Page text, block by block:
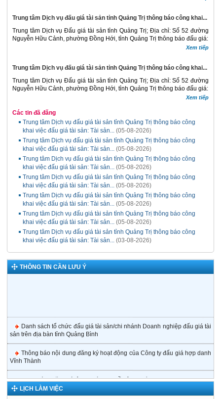
Trung tâm Dịch vụ đấu giá tài sản tỉnh Quảng Trị thông báo công khai...
Trung tâm Dịch vụ Đấu giá tài sản tỉnh Quảng Trị; Địa chỉ: Số 52 đường
Nguyễn Hữu Cảnh, phường Đồng Hới, tỉnh Quảng Trị thông báo đấu giá:
Xem tiếp
Trung tâm Dịch vụ đấu giá tài sản tỉnh Quảng Trị thông báo công khai...
Trung tâm Dịch vụ Đấu giá tài sản tỉnh Quảng Trị; Địa chỉ: Số 52 đường
Nguyễn Hữu Cảnh, phường Đồng Hới, tỉnh Quảng Trị thông báo đấu giá:
Xem tiếp
Các tin đã đăng
Trung tâm Dịch vụ đấu giá tài sản tỉnh Quảng Trị thông báo công
khai việc đấu giá tài sản: Tài sản... (05-08-2026)
Trung tâm Dịch vụ đấu giá tài sản tỉnh Quảng Trị thông báo công
khai việc đấu giá tài sản: Tài sản... (05-08-2026)
Trung tâm Dịch vụ đấu giá tài sản tỉnh Quảng Trị thông báo công
khai việc đấu giá tài sản: Tài sản... (05-08-2026)
Trung tâm Dịch vụ đấu giá tài sản tỉnh Quảng Trị thông báo công
khai việc đấu giá tài sản: Tài sản... (05-08-2026)
Trung tâm Dịch vụ đấu giá tài sản tỉnh Quảng Trị thông báo công
khai việc đấu giá tài sản: Tài sản... (05-08-2026)
Trung tâm Dịch vụ đấu giá tài sản tỉnh Quảng Trị thông báo công
khai việc đấu giá tài sản: Tài sản... (05-08-2026)
Trung tâm Dịch vụ đấu giá tài sản tỉnh Quảng Trị thông báo công
khai việc đấu giá tài sản: Tài sản... (03-08-2026)
THÔNG TIN CẦN LƯU Ý
Danh sách tổ chức đấu giá tài sản/chi nhánh Doanh nghiệp đấu giá tài
sản trên địa bàn tỉnh Quảng Bình
Thông báo nội dung đăng ký hoạt động của Công ty đấu giá hợp danh
Vĩnh Thành
Danh sách đăng ký tập sự hành nghề công chứng
Danh sách Phiếu Lý lịch tư pháp cấp ngày 30/8/2019
LỊCH LÀM VIỆC